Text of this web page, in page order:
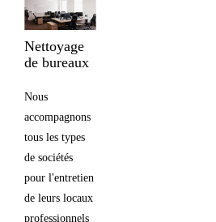
Nettoyage
de bureaux
Nous
accompagnons
tous les types
de sociétés
pour l'entretien
de leurs locaux
professionnels